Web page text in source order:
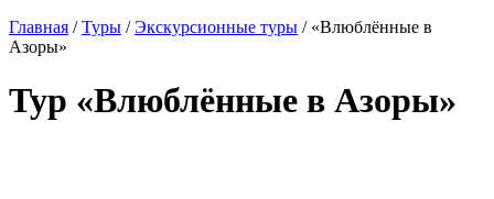
Главная /Туры /Экскурсионные туры / «Влюблённые в
Азоры»
Тур «Влюблённые в Азоры»